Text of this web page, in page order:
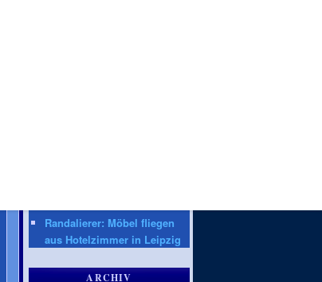
Randalierer: Möbel fliegen
aus Hotelzimmer in Leipzig
ARCHIV